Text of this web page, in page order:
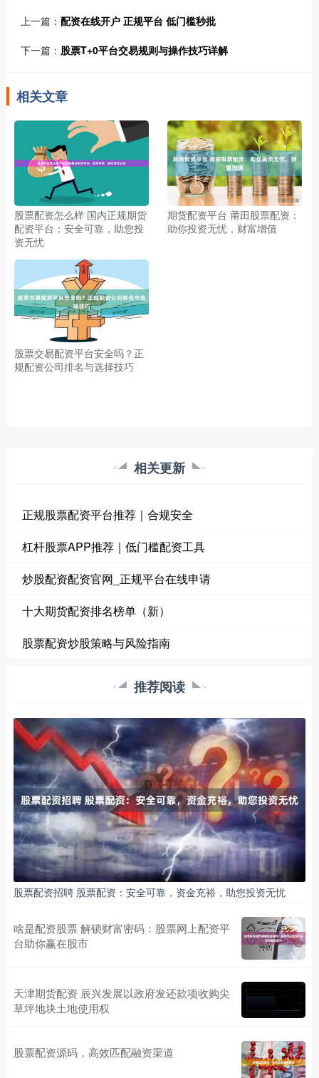
上一篇： 配资在线开户 正规平台 低门槛秒批
下一篇： 股票T+0平台交易规则与操作技巧详解
相关文章
股票配资怎么样 国内正规期货
配资平台：安全可靠，助您投
资无忧
期货配资平台 莆田股票配资：
助你投资无忧，财富增值
股票交易配资平台安全吗？正
规配资公司排名与选择技巧
相关更新
正规股票配资平台推荐｜合规安全
杠杆股票APP推荐｜低门槛配资工具
炒股配资配资官网_正规平台在线申请
十大期货配资排名榜单（新）
股票配资炒股策略与风险指南
推荐阅读
股票配资招聘 股票配资：安全可靠，资金充裕，助您投资无忧
啥是配资股票 解锁财富密码：股票网上配资平
台助你赢在股市
天津期货配资 辰兴发展以政府发还款项收购尖
草坪地块土地使用权
股票配资源码，高效匹配融资渠道